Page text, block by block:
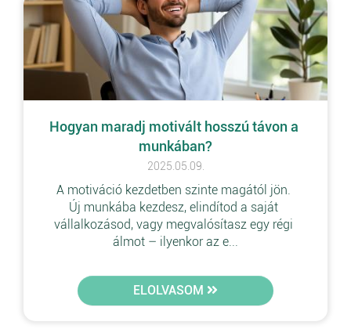
Hogyan maradj motivált hosszú távon a
munkában?
2025.05.09.
A motiváció kezdetben szinte magától jön.
Új munkába kezdesz, elindítod a saját
vállalkozásod, vagy megvalósítasz egy régi
álmot – ilyenkor az e...
ELOLVASOM